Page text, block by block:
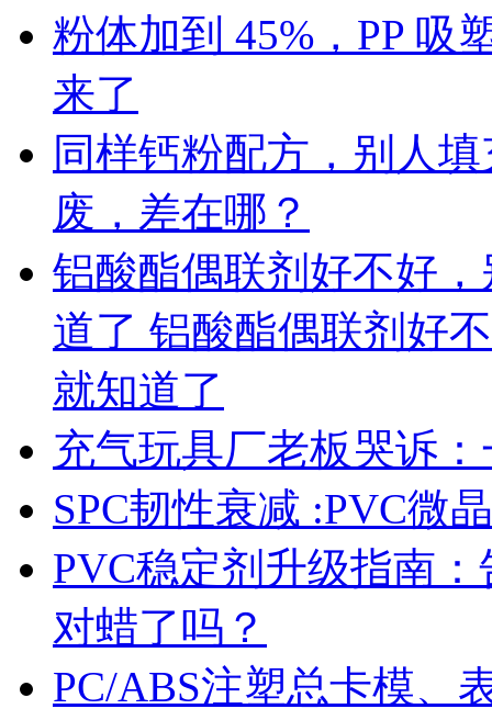
粉体加到 45%，PP 吸
来了
同样钙粉配方，别人
废，差在哪？
铝酸酯偶联剂好不好
道了 铝酸酯偶联剂好
就知道了
充气玩具厂老板哭诉
SPC韧性衰减 :PVC微
PVC稳定剂升级指南
对蜡了吗？
PC/ABS注塑总卡模、